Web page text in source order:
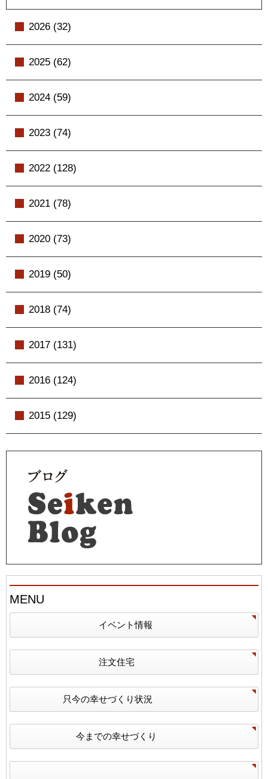
2026 (32)
2025 (62)
2024 (59)
2023 (74)
2022 (128)
2021 (78)
2020 (73)
2019 (50)
2018 (74)
2017 (131)
2016 (124)
2015 (129)
MENU
イベント情報
注文住宅
只今の幸せづくり状況
今までの幸せづくり